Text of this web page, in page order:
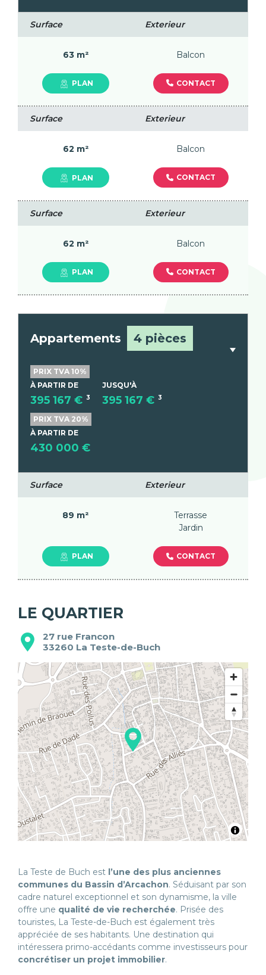
Surface
63 m²
Exterieur
Balcon
PLAN CONTACT
Surface
62 m²
Exterieur
Balcon
PLAN CONTACT
Surface
62 m²
Exterieur
Balcon
PLAN CONTACT
Appartements 4 pièces
PRIX TVA 10%
À PARTIR DE
395 167 € 3
JUSQU'À
395 167 € 3
PRIX TVA 20%
À PARTIR DE
430 000 €
Surface
89 m²
Exterieur
Terrasse
Jardin
PLAN CONTACT
LE QUARTIER
27 rue Francon
33260 La Teste-de-Buch
La Teste de Buch est l’une des plus anciennes
communes du Bassin d’Arcachon. Séduisant par son
cadre naturel exceptionnel et son dynamisme, la ville
offre une qualité de vie recherchée. Prisée des
touristes, La Teste-de-Buch est également très
appréciée de ses habitants. Une destination qui
intéressera primo-accédants comme investisseurs pour
concrétiser un projet immobilier.